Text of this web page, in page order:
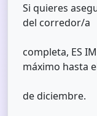
Si quieres
del corredor/a
completa, ES
máximo hasta
de diciembre.